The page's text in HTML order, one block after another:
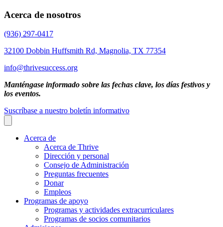
Acerca de nosotros
(936) 297-0417
32100 Dobbin Huffsmith Rd, Magnolia, TX 77354
info@thrivesuccess.org
Manténgase informado sobre las fechas clave, los días festivos y
los eventos.
Suscríbase a nuestro boletín informativo
Acerca de
Acerca de Thrive
Dirección y personal
Consejo de Administración
Preguntas frecuentes
Donar
Empleos
Programas de apoyo
Programas y actividades extracurriculares
Programas de socios comunitarios